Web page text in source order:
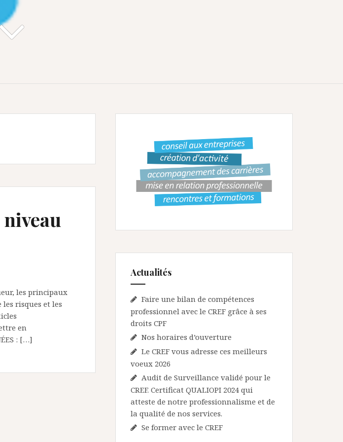
les principaux
risques et les
en
: […]
Actualités
Faire une bilan de compétences
professionnel avec le CREF grâce à ses
droits CPF
Nos horaires d’ouverture
Le CREF vous adresse ces meilleurs
voeux 2026
Audit de Surveillance validé pour le
CREF. Certificat QUALIOPI 2024 qui
atteste de notre professionnalisme et de
la qualité de nos services.
Se former avec le CREF